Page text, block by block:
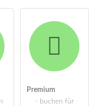
Premium
- buchen für